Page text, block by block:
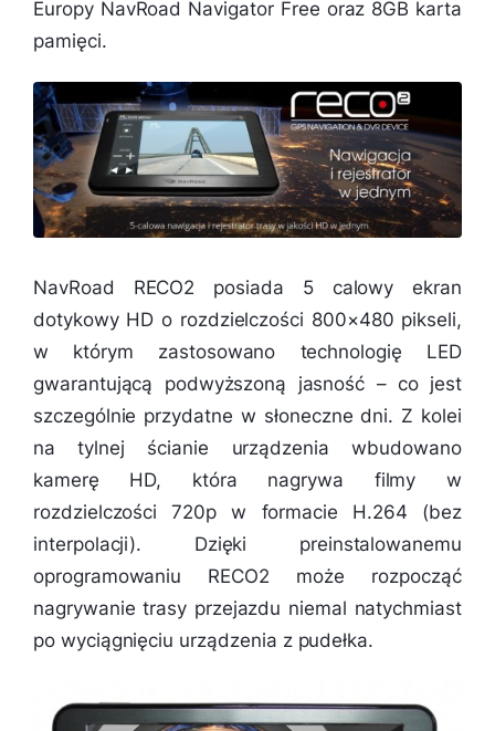
Europy NavRoad Navigator Free oraz 8GB karta
pamięci.
NavRoad RECO2 posiada 5 calowy ekran
dotykowy HD o rozdzielczości 800×480 pikseli,
w którym zastosowano technologię LED
gwarantującą podwyższoną jasność – co jest
szczególnie przydatne w słoneczne dni. Z kolei
na tylnej ścianie urządzenia wbudowano
kamerę HD, która nagrywa filmy w
rozdzielczości 720p w formacie H.264 (bez
interpolacji). Dzięki preinstalowanemu
oprogramowaniu RECO2 może rozpocząć
nagrywanie trasy przejazdu niemal natychmiast
po wyciągnięciu urządzenia z pudełka.